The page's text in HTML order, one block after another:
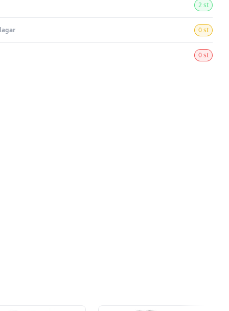
2 st
0 st
0 st